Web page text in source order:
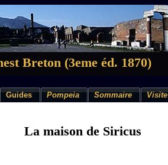
Breton (3eme éd. 1870)
Guides Pompeia Sommaire Visite
La maison de Siricus